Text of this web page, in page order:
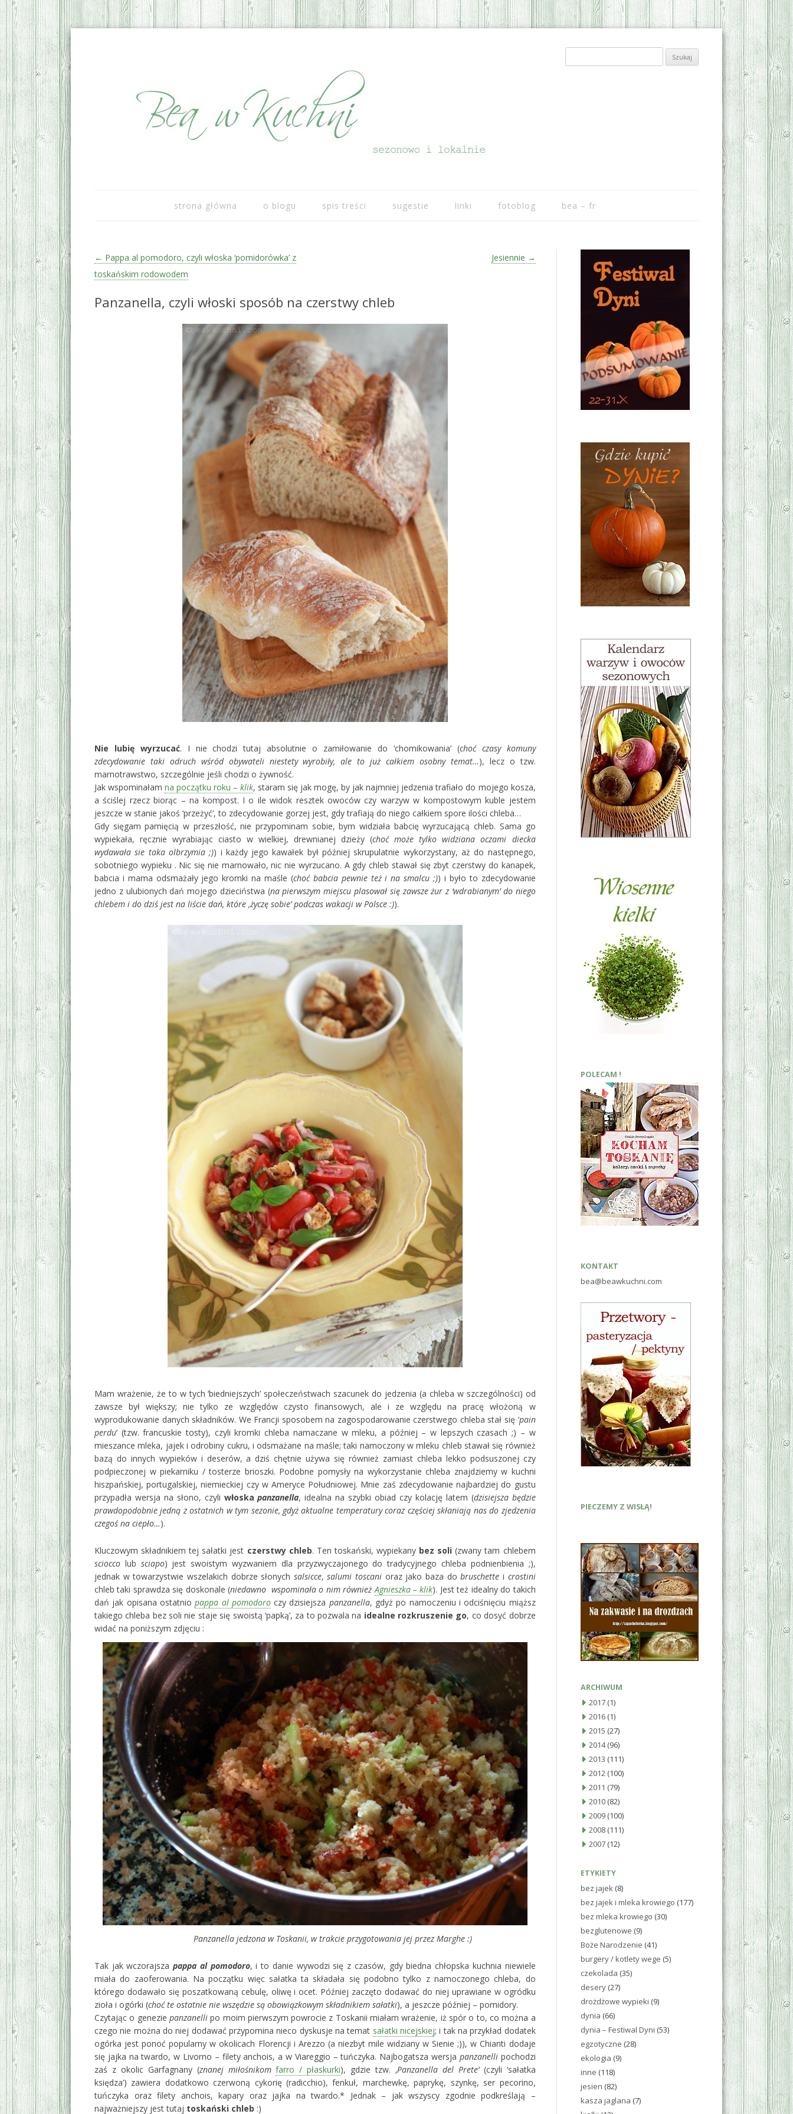
Szukaj:
strona główna
o blogu spis treści sugestie linki fotoblog bea – fr
Zobacz wpisy
← Pappa al pomodoro, czyli włoska ‘pomidorówka’ z
toskańskim rodowodem
Jesiennie →
Panzanella, czyli włoski sposób na czerstwy chleb
Nie lubię wyrzucać. I nie chodzi tutaj absolutnie o zamiłowanie do ‘chomikowania’ (choć czasy komuny
zdecydowanie taki odruch wśród obywateli niestety wyrobiły, ale to już całkiem osobny temat…), lecz o tzw.
marnotrawstwo, szczególnie jeśli chodzi o żywność.
Jak wspominałamna początku roku –klik, staram się jak mogę, by jak najmniej jedzenia trafiało do mojego kosza,
a ściślej rzecz biorąc – na kompost. I o ile widok resztek owoców czy warzyw w kompostowym kuble jestem
jeszcze w stanie jakoś ‘przeżyć’, to zdecydowanie gorzej jest, gdy trafiają do niego całkiem spore ilości chleba…
Gdy sięgam pamięcią w przeszłość, nie przypominam sobie, bym widziała babcię wyrzucającą chleb. Sama go
wypiekała, ręcznie wyrabiając ciasto w wielkiej, drewnianej dzieży (choć może tylko widziana oczami diecka
wydawała sie taka olbrzymia ;)) i każdy jego kawałek był później skrupulatnie wykorzystany, aż do następnego,
sobotniego wypieku . Nic się nie marnowało, nic nie wyrzucano. A gdy chleb stawał się zbyt czerstwy do kanapek,
babcia i mama odsmażały jego kromki na maśle (choć babcia pewnie też i na smalcu ;)) i było to zdecydowanie
jedno z ulubionych dań mojego dzieciństwa (na pierwszym miejscu plasował się zawsze żur z ‘wdrabianym’ do niego
chlebem i do dziś jest na liście dań, które ‚życzę sobie’ podczas wakacji w Polsce :)).
Mam wrażenie, że to w tych ‘biedniejszych’ społeczeństwach szacunek do jedzenia (a chleba w szczególności) od
zawsze był większy; nie tylko ze względów czysto finansowych, ale i ze względu na pracę włożoną w
wyprodukowanie danych składników. We Francji sposobem na zagospodarowanie czerstwego chleba stał się ‘pain
perdu’ (tzw. francuskie tosty), czyli kromki chleba namaczane w mleku, a później – w lepszych czasach ;) – w
mieszance mleka, jajek i odrobiny cukru, i odsmażane na maśle; taki namoczony w mleku chleb stawał się również
bazą do innych wypieków i deserów, a dziś chętnie używa się również zamiast chleba lekko podsuszonej czy
podpieczonej w piekarniku / tosterze brioszki. Podobne pomysły na wykorzystanie chleba znajdziemy w kuchni
hiszpańskiej, portugalskiej, niemieckiej czy w Ameryce Południowej. Mnie zaś zdecydowanie najbardziej do gustu
przypadła wersja na słono, czyli włoska panzanella, idealna na szybki obiad czy kolację latem (dzisiejsza będzie
prawdopodobnie jedną z ostatnich w tym sezonie, gdyż aktualne temperatury coraz częściej skłaniają nas do zjedzenia
czegoś na ciepło…).
Kluczowym składnikiem tej sałatki jest czerstwy chleb. Ten toskański, wypiekany bez soli (zwany tam chlebem
sciocco lub sciapo) jest swoistym wyzwaniem dla przyzwyczajonego do tradycyjnego chleba podnienbienia ;),
jednak w towarzystwie wszelakich dobrze słonych salsicce,salumi toscani oraz jako baza dobruschette i crostini
chleb taki sprawdza się doskonale (niedawno wspominała o nim równieżAgnieszka – klik). Jest też idealny do takich
dań jak opisana ostatniopappa al pomodoroczy dzisiejsza panzanella, gdyż po namoczeniu i odciśnięciu miąższ
takiego chleba bez soli nie staje się swoistą ‘papką’, za to pozwala na idealne rozkruszenie go, co dosyć dobrze
widać na poniższym zdjęciu :
Panzanella jedzona w Toskanii, w trakcie przygotowania jej przez Marghe :)
Tak jak wczorajszapappa al pomodoro, i to danie wywodzi się z czasów, gdy biedna chłopska kuchnia niewiele
miała do zaoferowania. Na początku więc sałatka ta składała się podobno tylko z namoczonego chleba, do
którego dodawało się poszatkowaną cebulę, oliwę i ocet. Później zaczęto dodawać do niej uprawiane w ogródku
zioła i ogórki (choć te ostatnie nie wszędzie są obowiązkowym składnikiem sałatki), a jeszcze później – pomidory.
Czytając o genezie panzanellipo moim pierwszym powrocie z Toskanii miałam wrażenie, iż spór o to, co można a
czego nie można do niej dodawać przypomina nieco dyskusje na temat sałatki nicejskiej; i tak na przykład dodatek
ogórka jest ponoć popularny w okolicach Florencji i Arezzo (a niezbyt mile widziany w Sienie ;)), w Chianti dodaje
się jajka na twardo, w Livorno – filety anchois, a w Viareggio – tuńczyka. Najbogatsza wersja panzanellipochodzi
zaś z okolic Garfagnany (znanej miłośnikom farro / płaskurki), gdzie tzw. ‚Panzanella del Prete’(czyli ‘sałatka
księdza’) zawiera dodatkowo czerwoną cykorię (radicchio), fenkuł, marchewkę, paprykę, szynkę, ser pecorino,
tuńczyka oraz filety anchois, kapary oraz jajka na twardo.* Jednak – jak wszyscy zgodnie podkreślają –
najważniejszy jest tutaj toskański chleb :)
POLECAM !
KONTAKT
bea@beawkuchni.com
PIECZEMY Z WISŁĄ!
ARCHIWUM
2017 (1)
2016 (1)
2015 (27)
2014(96)
2013 (111)
2012 (100)
2011 (79)
2010 (82)
2009 (100)
2008 (111)
2007 (12)
ETYKIETY
bez jajek (8)
bez jajek i mleka krowiego (177)
bez mleka krowiego (30)
bezglutenowe (9)
Boże Narodzenie (41)
burgery / kotlety wege (5)
czekolada (35)
desery (27)
drożdżowe wypieki (9)
dynia (66)
dynia – Festiwal Dyni (53)
egzotyczne (28)
ekologia (9)
inne (118)
jesien (82)
kasza jaglana (7)